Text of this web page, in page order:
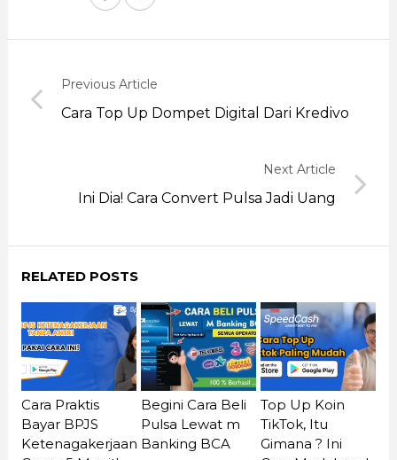
Previous Article
Cara Top Up Dompet Digital Dari Kredivo
Next Article
Ini Dia! Cara Convert Pulsa Jadi Uang
RELATED POSTS
Cara Praktis
Bayar BPJS
Ketenagakerjaan
Begini Cara Beli
Pulsa Lewat m
Banking BCA
Top Up Koin
TikTok, Itu
Gimana ? Ini